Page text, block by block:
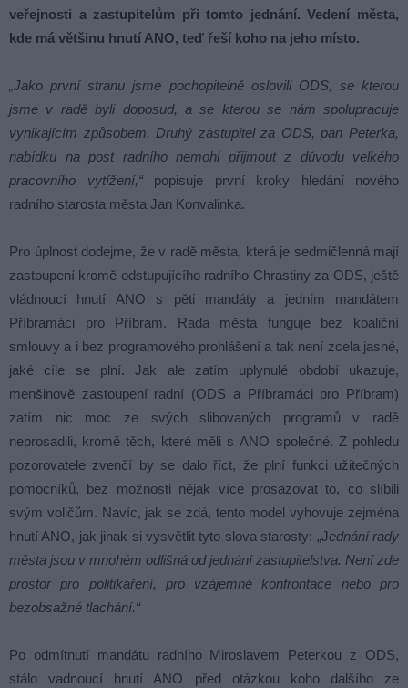
veřejnosti a zastupitelům při tomto jednání. Vedení města,
kde má většinu hnutí ANO, teď řeší koho na jeho místo.
„Jako první stranu jsme pochopitelně oslovili ODS, se kterou
jsme v radě byli doposud, a se kterou se nám spolupracuje
vynikajícím způsobem. Druhý zastupitel za ODS, pan Peterka,
nabídku na post radního nemohl přijmout z důvodu velkého
pracovního vytížení,“popisuje první kroky hledání nového
radního starosta města Jan Konvalinka.
Pro úplnost dodejme, že v radě města, která je sedmičlenná mají
zastoupení kromě odstupujícího radního Chrastiny za ODS, ještě
vládnoucí hnutí ANO s pěti mandáty a jedním mandátem
Příbramáci pro Příbram. Rada města funguje bez koaliční
smlouvy a i bez programového prohlášení a tak není zcela jasné,
jaké cíle se plní. Jak ale zatím uplynulé období ukazuje,
menšinově zastoupení radní (ODS a Příbramáci pro Příbram)
zatím nic moc ze svých slibovaných programů v radě
neprosadili, kromě těch, které měli s ANO společné. Z pohledu
pozorovatele zvenčí by se dalo říct, že plní funkci užitečných
pomocníků, bez možnosti nějak více prosazovat to, co slíbili
svým voličům. Navíc, jak se zdá, tento model vyhovuje zejména
hnutí ANO, jak jinak si vysvětlit tyto slova starosty: „Jednání rady
města jsou v mnohém odlišná od jednání zastupitelstva. Není zde
prostor pro politikaření, pro vzájemné konfrontace nebo pro
bezobsažné tlachání.“
Po odmítnutí mandátu radního Miroslavem Peterkou z ODS,
stálo vadnoucí hnutí ANO před otázkou koho dalšího ze